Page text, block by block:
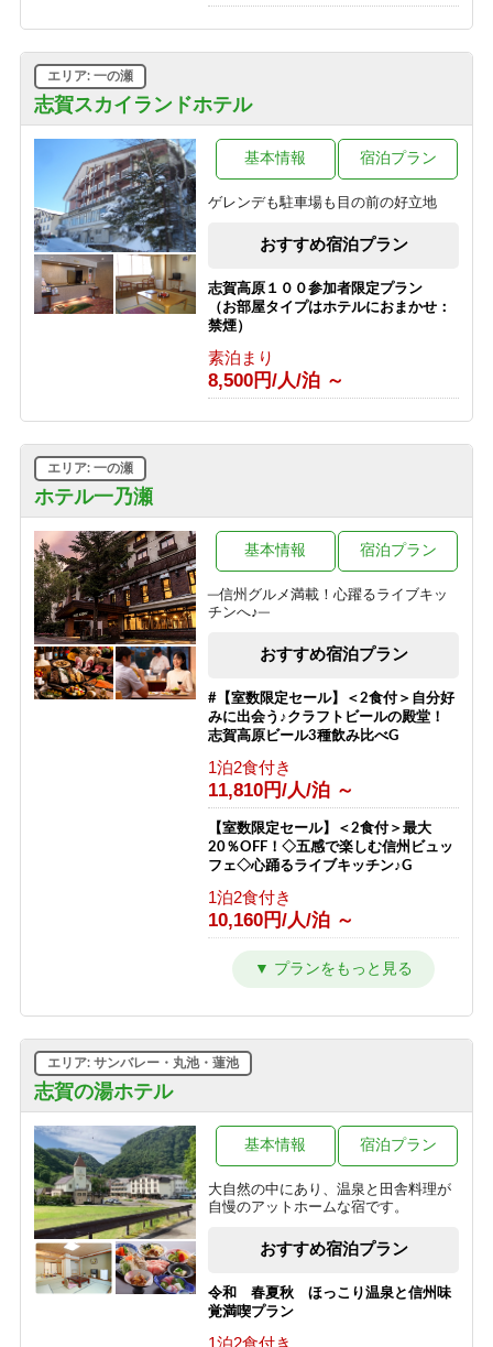
志賀スカイランドホテル
エリア: 一の瀬
ゲレンデも駐車場も目の前の好立地
基本情報 宿泊プラン
おすすめ宿泊プラン
志賀高原１００参加者限定プラン
（お部屋タイプはホテルにおまかせ：
禁煙）
素泊まり
8,500円/人/泊 ～
ホテル一乃瀬
エリア: 一の瀬
─信州グルメ満載！心躍るライブキッ
チンへ♪─
基本情報 宿泊プラン
おすすめ宿泊プラン
#【室数限定セール】＜2食付＞自分好
みに出会う♪クラフトビールの殿堂！
志賀高原ビール3種飲み比べG
1泊2食付き
11,810円/人/泊 ～
【室数限定セール】＜2食付＞最大
20％OFF！◇五感で楽しむ信州ビュッ
フェ◇心踊るライブキッチン♪G
1泊2食付き
10,160円/人/泊 ～
【2連泊以上限定】＜2食付＞最大
20％OFF◇五感で楽しむ信州ビュッフ
10,160円/人/泊 ～
れるライブキッチン＜2食付＞G
1泊2食付き
10,825円/人/泊 ～
【28日前限定】＜2食付＞最大
20％OFF！◇五感で楽しむ信州ビュッ
フェ◇心踊るライブキッチン♪G
1泊2食付き
10,160円/人/泊 ～
志賀の湯ホテル
エリア: サンバレー・丸池・蓮池
大自然の中にあり、温泉と田舎料理が
自慢のアットホームな宿です。
基本情報 宿泊プラン
おすすめ宿泊プラン
令和 春夏秋 ほっこり温泉と信州味
覚満喫プラン
1泊2食付き